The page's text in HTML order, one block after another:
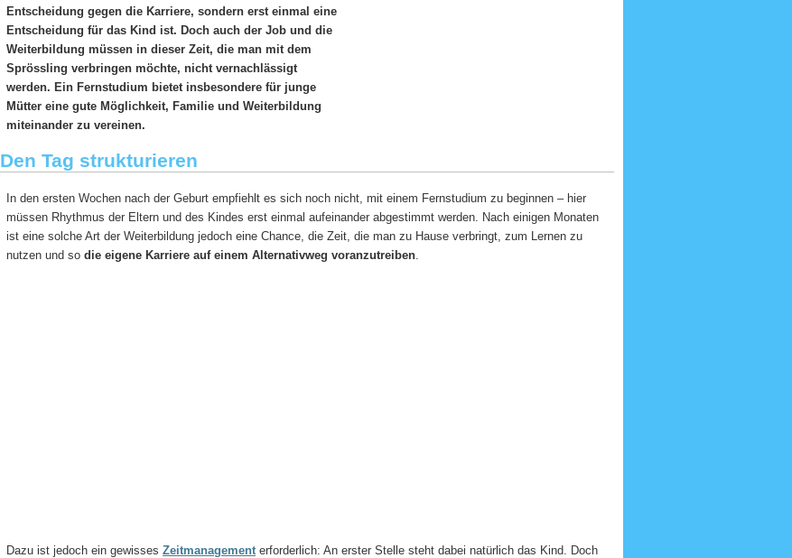
Entscheidung gegen die Karriere, sondern erst einmal eine
Entscheidung für das Kind ist. Doch auch der Job und die
Weiterbildung müssen in dieser Zeit, die man mit dem
Sprössling verbringen möchte, nicht vernachlässigt
werden. Ein Fernstudium bietet insbesondere für junge
Mütter eine gute Möglichkeit, Familie und Weiterbildung
miteinander zu vereinen.
Den Tag strukturieren
In den ersten Wochen nach der Geburt empfiehlt es sich noch nicht, mit einem Fernstudium zu beginnen – hier
müssen Rhythmus der Eltern und des Kindes erst einmal aufeinander abgestimmt werden. Nach einigen Monaten
ist eine solche Art der Weiterbildung jedoch eine Chance, die Zeit, die man zu Hause verbringt, zum Lernen zu
nutzen und so die eigene Karriere auf einem Alternativweg voranzutreiben
Dazu ist jedoch ein gewisses Zeitmanagement erforderlich: An erster Stelle steht dabei natürlich das Kind. Doch